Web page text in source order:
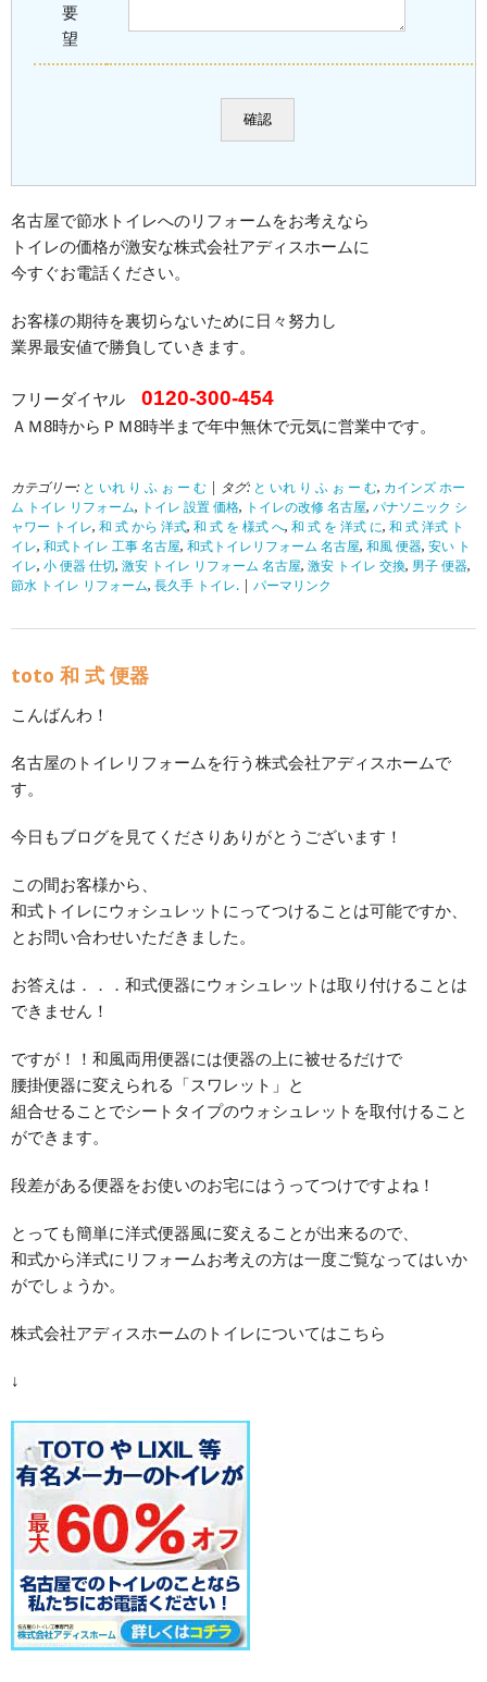
要
望
名古屋で節水トイレへのリフォームをお考えなら
トイレの価格が激安な株式会社アディスホームに
今すぐお電話ください。
お客様の期待を裏切らないために日々努力し
業界最安値で勝負していきます。
フリーダイヤル 0120-300-454
ＡＭ8時からＰＭ8時半まで年中無休で元気に営業中です。
カテゴリー: と いれ り ふ ぉ ー む | タグ: と いれ り ふ ぉ ー む, カインズ ホー
ム トイレ リフォーム, トイレ 設置 価格, トイレの改修 名古屋, パナソニック シ
ャワー トイレ, 和 式 から 洋式, 和 式 を 様式 へ, 和 式 を 洋式 に, 和 式 洋式 ト
イレ, 和式トイレ 工事 名古屋, 和式トイレリフォーム 名古屋, 和風 便器, 安い ト
イレ, 小 便器 仕切, 激安 トイレ リフォーム 名古屋, 激安 トイレ 交換, 男子 便器,
節水 トイレ リフォーム, 長久手 トイレ. パーマリンク
toto 和 式 便器
こんばんわ！
名古屋のトイレリフォームを行う株式会社アディスホームで
す。
今日もブログを見てくださりありがとうございます！
この間お客様から、
和式トイレにウォシュレットにってつけることは可能ですか、
とお問い合わせいただきました。
お答えは．．．和式便器にウォシュレットは取り付けることは
できません！
ですが！！和風両用便器には便器の上に被せるだけで
腰掛便器に変えられる「スワレット」と
組合せることでシートタイプのウォシュレットを取付けること
ができます。
段差がある便器をお使いのお宅にはうってつけですよね！
とっても簡単に洋式便器風に変えることが出来るので、
和式から洋式にリフォームお考えの方は一度ご覧なってはいか
がでしょうか。
株式会社アディスホームのトイレについてはこちら
↓